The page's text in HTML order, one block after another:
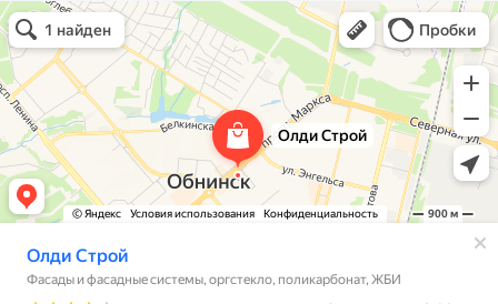
Олди Строй
Фасады и фасадные системы в Обнинске
Оргстекло, поликарбонат в Обнинске